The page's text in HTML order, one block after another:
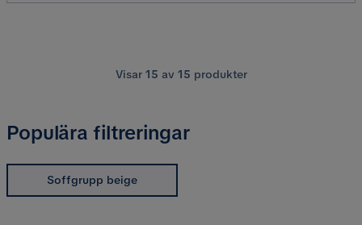
Visar 15 av 15 produkter
Populära filtreringar
Soffgrupp beige